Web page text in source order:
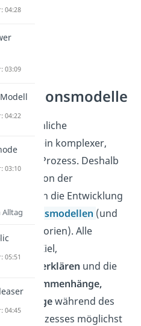
ist ein komplexer,
Prozess. Deshalb
Definition der
auch die Entwicklung
(und
Alle
das Ziel,
zu erklären und die
Zusammenhänge,
Vorgängewährend des
möglichst
04:28
03:09
04:22
03:10
Alltag
05:51
04:45